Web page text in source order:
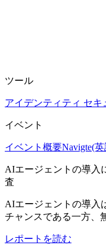
ツール
アイデンティティ セ
イベント
イベント概要Navigte(
AIエージェントの導入
査
AIエージェントの導入
チャンスである一方、
レポートを読む